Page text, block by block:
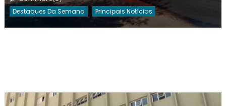
Destaques Da Semana Principais Notícias